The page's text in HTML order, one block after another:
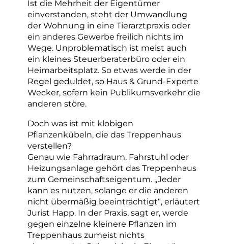
Ist die Mehrheit der Eigentümer
einverstanden, steht der Umwandlung
der Wohnung in eine Tierarztpraxis oder
ein anderes Gewerbe freilich nichts im
Wege. Unproblematisch ist meist auch
ein kleines Steuerberaterbüro oder ein
Heimarbeitsplatz. So etwas werde in der
Regel geduldet, so Haus & Grund-Experte
Wecker, sofern kein Publikumsverkehr die
anderen störe.
Doch was ist mit klobigen
Pflanzenkübeln, die das Treppenhaus
verstellen?
Genau wie Fahrradraum, Fahrstuhl oder
Heizungsanlage gehört das Treppenhaus
zum Gemeinschaftseigentum. „Jeder
kann es nutzen, solange er die anderen
nicht übermäßig beeinträchtigt“, erläutert
Jurist Happ. In der Praxis, sagt er, werde
gegen einzelne kleinere Pflanzen im
Treppenhaus zumeist nichts